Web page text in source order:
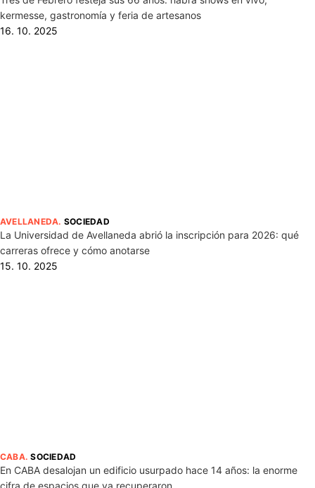
kermesse, gastronomía y feria de artesanos
16. 10. 2025
AVELLANEDA. SOCIEDAD
La Universidad de Avellaneda abrió la inscripción para 2026: qué
carreras ofrece y cómo anotarse
15. 10. 2025
CABA.SOCIEDAD
En CABA desalojan un edificio usurpado hace 14 años: la enorme
cifra de espacios que ya recuperaron